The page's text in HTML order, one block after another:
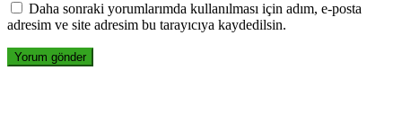
Daha sonraki yorumlarımda kullanılması için adım, e-posta
adresim ve site adresim bu tarayıcıya kaydedilsin.